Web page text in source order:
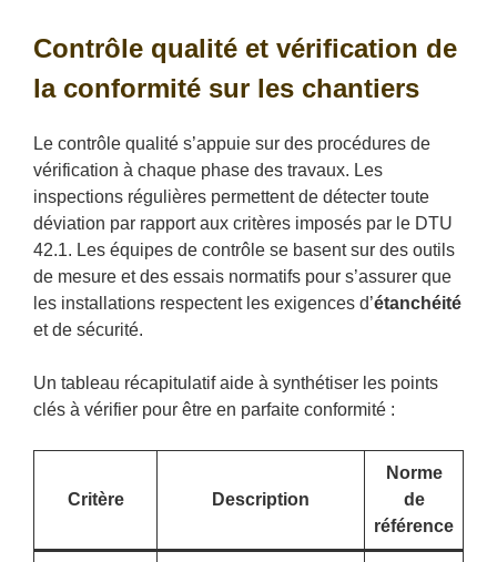
Contrôle qualité et vérification de
la conformité sur les chantiers
Le contrôle qualité s’appuie sur des procédures de
vérification à chaque phase des travaux. Les
inspections régulières permettent de détecter toute
déviation par rapport aux critères imposés par le DTU
42.1. Les équipes de contrôle se basent sur des outils
de mesure et des essais normatifs pour s’assurer que
les installations respectent les exigences d’étanchéité
et de sécurité.
Un tableau récapitulatif aide à synthétiser les points
clés à vérifier pour être en parfaite conformité :
Critère Description
Norme
de
référence